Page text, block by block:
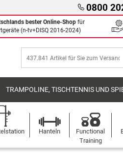
0800
bester Online-Shop für
(n-tv+DISQ 2016-2024)
TRAMPOLINE, TISCHTENNIS UND
Hanteln
Functional
Training